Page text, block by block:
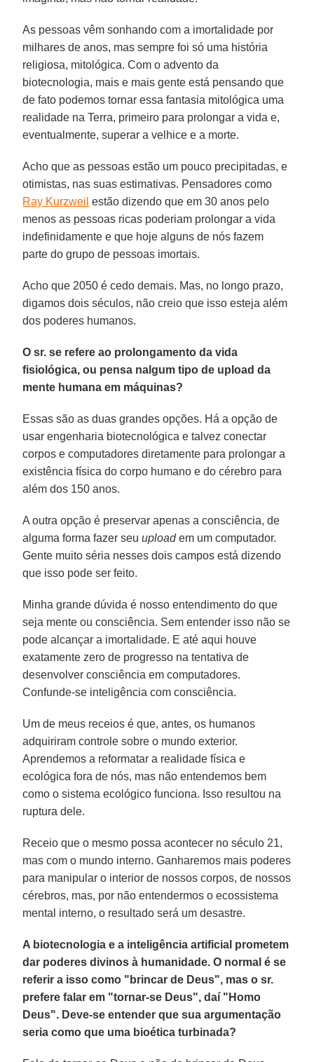
As pessoas vêm sonhando com a imortalidade por
milhares de anos, mas sempre foi só uma história
religiosa, mitológica. Com o advento da
biotecnologia, mais e mais gente está pensando que
de fato podemos tornar essa fantasia mitológica uma
realidade na Terra, primeiro para prolongar a vida e,
eventualmente, superar a velhice e a morte.
Acho que as pessoas estão um pouco precipitadas, e
otimistas, nas suas estimativas. Pensadores como
Ray Kurzweil estão dizendo que em 30 anos pelo
menos as pessoas ricas poderiam prolongar a vida
indefinidamente e que hoje alguns de nós fazem
parte do grupo de pessoas imortais.
Acho que 2050 é cedo demais. Mas, no longo prazo,
digamos dois séculos, não creio que isso esteja além
dos poderes humanos.
O sr. se refere ao prolongamento da vida
fisiológica, ou pensa nalgum tipo de upload da
mente humana em máquinas?
Essas são as duas grandes opções. Há a opção de
usar engenharia biotecnológica e talvez conectar
corpos e computadores diretamente para prolongar a
existência física do corpo humano e do cérebro para
além dos 150 anos.
A outra opção é preservar apenas a consciência, de
alguma forma fazer seuuploadem um computador.
Gente muito séria nesses dois campos está dizendo
que isso pode ser feito.
Minha grande dúvida é nosso entendimento do que
seja mente ou consciência. Sem entender isso não se
pode alcançar a imortalidade. E até aqui houve
exatamente zero de progresso na tentativa de
desenvolver consciência em computadores.
Confunde-se inteligência com consciência.
Um de meus receios é que, antes, os humanos
adquiriram controle sobre o mundo exterior.
Aprendemos a reformatar a realidade física e
ecológica fora de nós, mas não entendemos bem
como o sistema ecológico funciona. Isso resultou na
ruptura dele.
Receio que o mesmo possa acontecer no século 21,
mas com o mundo interno. Ganharemos mais poderes
para manipular o interior de nossos corpos, de nossos
cérebros, mas, por não entendermos o ecossistema
mental interno, o resultado será um desastre.
A biotecnologia e a inteligência artificial prometem
dar poderes divinos à humanidade. O normal é se
referir a isso como "brincar de Deus", mas o sr.
prefere falar em "tornar-se Deus", daí "Homo
Deus". Deve-se entender que sua argumentação
seria como que uma bioética turbinada?